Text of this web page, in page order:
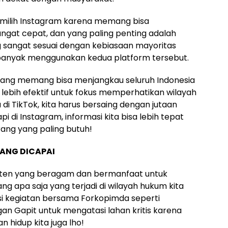
Instagram karena memang bisa
cepat, dan yang paling penting adalah
sesuai dengan kebiasaan mayoritas
menggunakan kedua platform tersebut.
memang bisa menjangkau seluruh Indonesia
efektif untuk fokus memperhatikan wilayah
TikTok, kita harus bersaing dengan jutaan
di Instagram, informasi kita bisa lebih tepat
yang paling butuh!
DICAPAI
yang beragam dan bermanfaat untuk
apa saja yang terjadi di wilayah hukum kita
kegiatan bersama Forkopimda seperti
Gapit untuk mengatasi lahan kritis karena
hidup kita juga lho!